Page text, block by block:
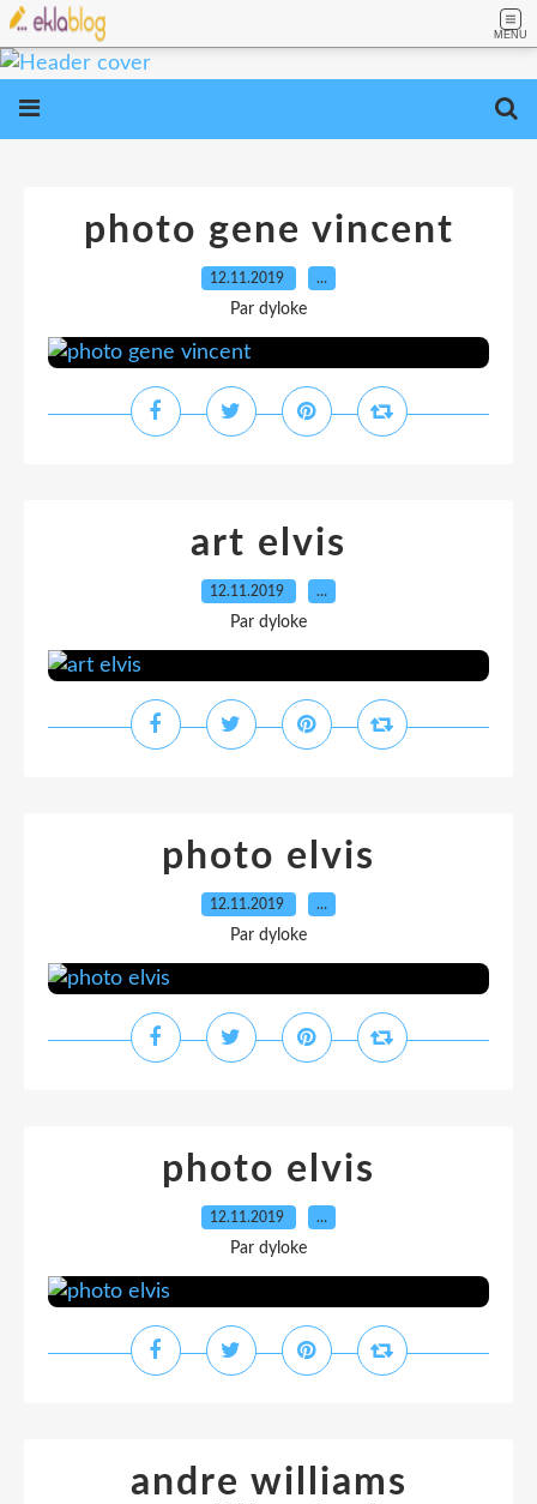
MENU
photo gene vincent
12.11.2019 …
Par dyloke
art elvis
12.11.2019 …
Par dyloke
photo elvis
12.11.2019 …
Par dyloke
photo elvis
12.11.2019 …
Par dyloke
andre williams